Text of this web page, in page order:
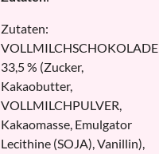
Zutaten:
VOLLMILCHSCHOKOLADE
33,5 % (Zucker,
Kakaobutter,
VOLLMILCHPULVER,
Kakaomasse, Emulgator
Lecithine (SOJA), Vanillin),